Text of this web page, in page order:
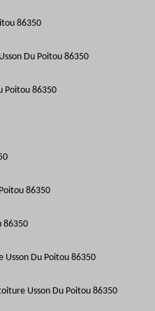
86350
Du Poitou 86350
Poitou 86350
86350
86350
Usson Du Poitou 86350
Usson Du Poitou 86350